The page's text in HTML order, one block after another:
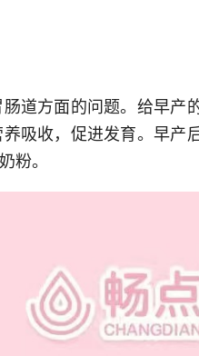
道方面的问题。给早产
吸收，促进发育。早产
粉。